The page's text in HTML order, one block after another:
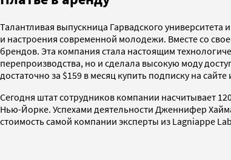
Талантливая выпускница Гарвадского
и настроения современной молодежи. Вместе со
брендов. Эта компания стала настоящим
перепроизводства, но и сделала высокую моду
достаточно за $159 в месяц купить подписку на
Сегодня штат сотрудников компании насчитывает
Нью-Йорке. Успехами деятельности Дженнифер
стоимость самой компании экcперты из Lagniappe